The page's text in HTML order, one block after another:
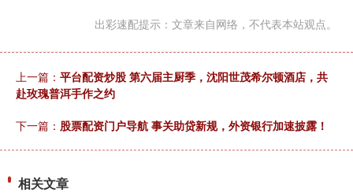
出彩速配提示：文章来自网络，不代表本站观点。
上一篇： 平台配资炒股 第六届主厨季，沈阳世茂希尔顿酒店，共
赴玫瑰普洱手作之约
下一篇： 股票配资门户导航 事关助贷新规，外资银行加速披露！
相关文章